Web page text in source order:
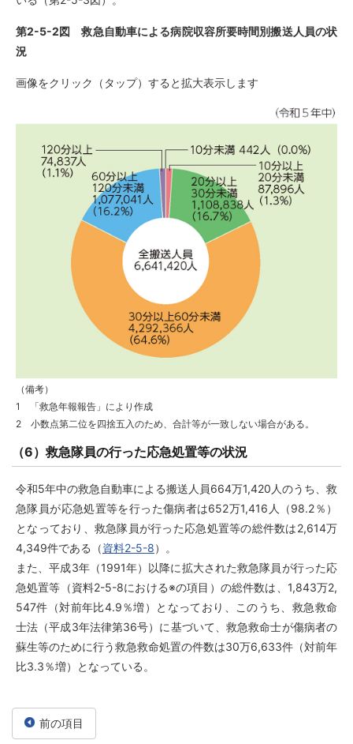
第2-5-2図 救急自動車による病院収容所要時間別搬送人員の状
況
画像をクリック（タップ）すると拡大表示します
（備考）
1 「救急年報報告」により作成
2 小数点第二位を四捨五入のため、合計等が一致しない場合がある。
（6）救急隊員の行った応急処置等の状況
令和5年中の救急自動車による搬送人員664万1,420人のうち、救
急隊員が応急処置等を行った傷病者は652万1,416人（98.2％）
となっており、救急隊員が行った応急処置等の総件数は2,614万
4,349件である（資料2-5-8）。
また、平成3年（1991年）以降に拡大された救急隊員が行った応
急処置等（資料2-5-8における※の項目）の総件数は、1,843万2,
547件（対前年比4.9％増）となっており、このうち、救急救命
士法（平成3年法律第36号）に基づいて、救急救命士が傷病者の
蘇生等のために行う救急救命処置の件数は30万6,633件（対前年
比3.3％増）となっている。
前の項目